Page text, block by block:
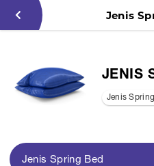
Jenis
JENIS
Jenis
Jenis Spring Bed